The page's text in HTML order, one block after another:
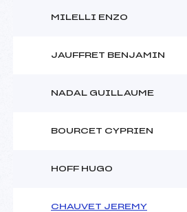
MILELLI ENZO
JAUFFRET BENJAMIN
NADAL GUILLAUME
BOURCET CYPRIEN
HOFF HUGO
CHAUVET JEREMY